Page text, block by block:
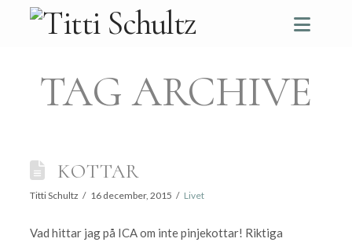
TAG ARCHIVE
KOTTAR
Titti Schultz 16 december, 2015 Livet
Vad hittar jag på ICA om inte pinjekottar! Riktiga